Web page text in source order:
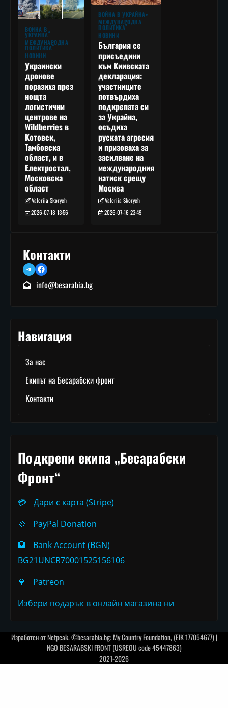
ВОЙНА В
УКРАЙНА
МЕЖДУНАРОДНА
ПОЛИТИКА
НОВИНИ
Украински
дронове
поразиха през
нощта
логистични
центрове на
Wildberries в
Котовск,
Тамбовска
област, и в
Електростал,
Московска
област
Valeriia Skorych
2026-07-18 13:56
ВОЙНА В УКРАЙНА
МЕЖДУНАРОДНА
ПОЛИТИКА
НОВИНИ
България се
присъедини
към Киивската
декларация:
участниците
потвърдиха
подкрепата си
за Украйна,
осъдиха
руската агресия
и призоваха за
засилване на
международния
натиск срещу
Москва
Valeriia Skorych
2026-07-16 23:49
Контакти
TelegramFacebook
info@besarabia.bg
Навигация
За нас
Екипът на Бесарабски фронт
Контакти
Подкрепи екипа „Бесарабски
Фронт“
💳
Дари с карта (Stripe)
💠
PayPal Donation
🏦
Bank Account (BGN)
BG21UNCR70001525156106
💎
Patreon
Избери подарък в онлайн магазина ни
Изработен отNetpeak. ©besarabia.bg: My Country Foundation, (EIK 177054677) |
NGO BESARABSKI FRONT (USREOU code 45447863)
2021-2026